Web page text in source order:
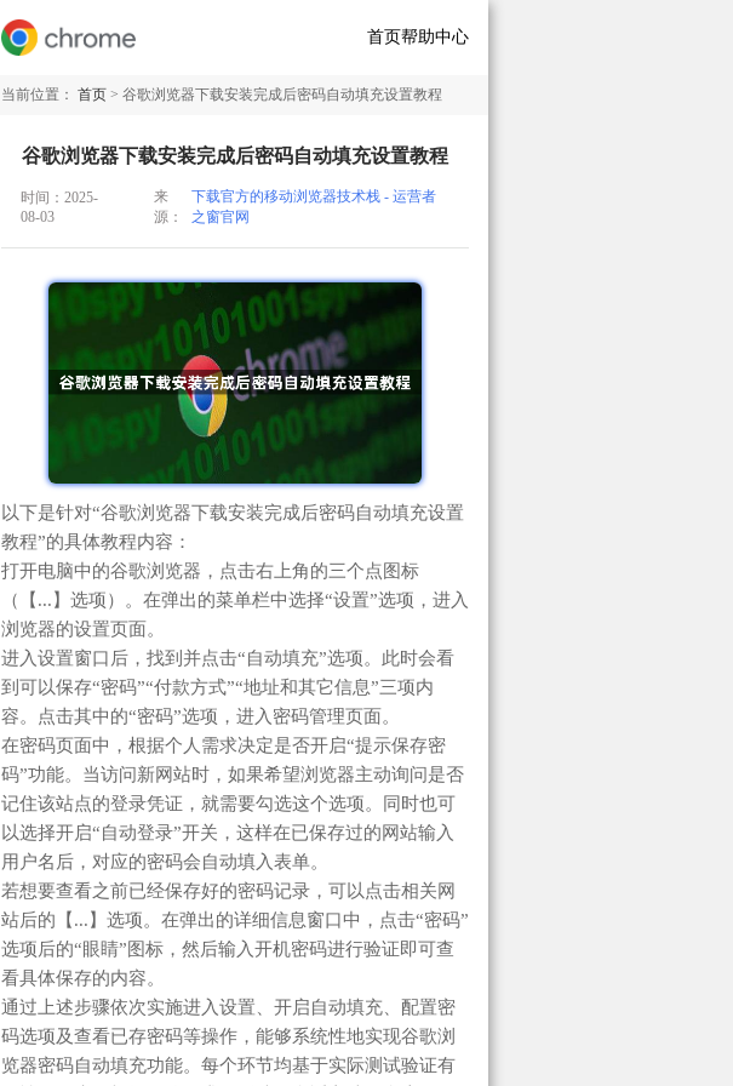
首页帮助中心
当前位置： 首页 > 谷歌浏览器下载安装完成后密码自动填充设置教程
谷歌浏览器下载安装完成后密码自动填充设置教程
时间：2025-
08-03
来
源：
下载官方的移动浏览器技术栈 - 运营者
之窗官网
以下是针对“谷歌浏览器下载安装完成后密码自动填充设置
教程”的具体教程内容：
打开电脑中的谷歌浏览器，点击右上角的三个点图标
（【...】选项）。在弹出的菜单栏中选择“设置”选项，进入
浏览器的设置页面。
进入设置窗口后，找到并点击“自动填充”选项。此时会看
到可以保存“密码”“付款方式”“地址和其它信息”三项内
容。点击其中的“密码”选项，进入密码管理页面。
在密码页面中，根据个人需求决定是否开启“提示保存密
码”功能。当访问新网站时，如果希望浏览器主动询问是否
记住该站点的登录凭证，就需要勾选这个选项。同时也可
以选择开启“自动登录”开关，这样在已保存过的网站输入
用户名后，对应的密码会自动填入表单。
若想要查看之前已经保存好的密码记录，可以点击相关网
站后的【...】选项。在弹出的详细信息窗口中，点击“密码”
选项后的“眼睛”图标，然后输入开机密码进行验证即可查
看具体保存的内容。
通过上述步骤依次实施进入设置、开启自动填充、配置密
码选项及查看已存密码等操作，能够系统性地实现谷歌浏
览器密码自动填充功能。每个环节均基于实际测试验证有